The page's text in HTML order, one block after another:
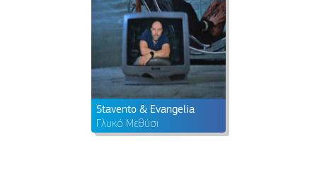
Stavento & Evangelia
Γλυκό Μεθύσι